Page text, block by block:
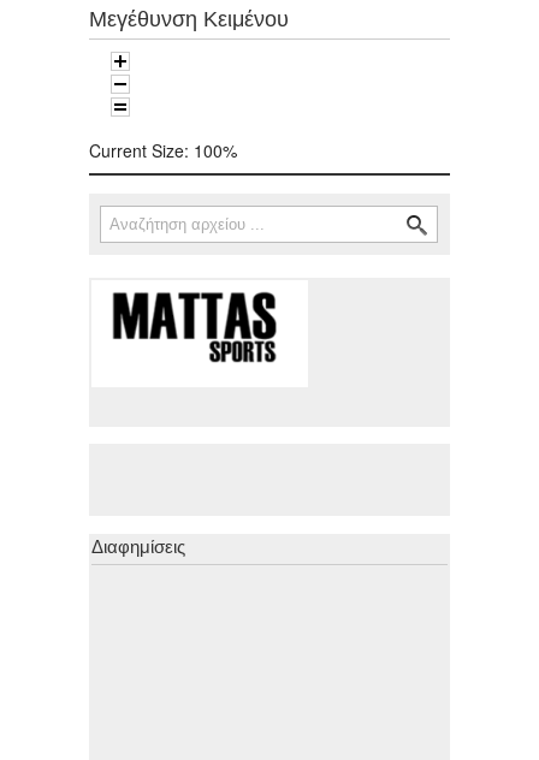
Μεγέθυνση Κειμένου
Current Size: 100%
Φόρμα αναζήτησης
Αναζήτηση
Διαφημίσεις